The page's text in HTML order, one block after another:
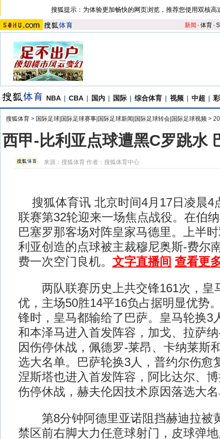
搜狐提示：为体验更加畅快的网页浏览，推荐您使用双核高
新闻 -体育-S
NBA | CBA | 国内 | 国际 | 综合体育 | 视频 | 中超 |
搜狐体育 > 国际足球|国际足球赛事|国际足球新闻|国际足球转会|国际足球视频 >
西甲-比利亚点球遭黑C罗跳水
来源：搜狐体育 作者：搜狐体育中心
搜狐体育讯 北京时间4月17日凌晨4
联赛第32轮迎来一场焦点战役。在伯
巴塞罗那客场对阵皇家马德里。上半
利亚创造的点球被主裁穆尼奥斯-费尔
费一次空门良机。 文字直播间 查看更
两队联赛历史上共交锋161次，皇
优，主场50胜14平16负占据明显优势
锋时，皇马都输给了巴萨。皇马轮换3
和本泽马进入首发阵容，加戈、拉萨
因伤停休战，佩德罗-莱昂、卡纳莱斯
选大名单。巴萨轮换3人，普约尔伤愈
涅斯塔也进入首发阵容，阿比达尔、
伤停休战，赫夫伦因技术原因落选大
第8分钟阿德里亚诺阻挡赫迪拉被
禁区前右脚大力任意球射门，皮球弹